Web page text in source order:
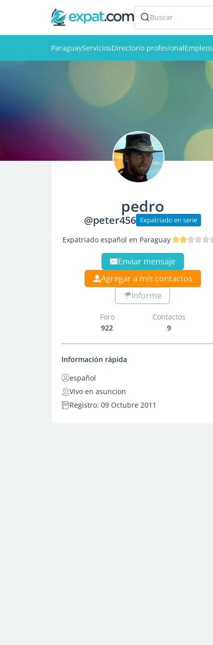
Buscar
ParaguayServiciosDirectorio profesionalEmpleos
pedro
@peter456 Expatriado en serie
Expatriado español en Paraguay
Enviar mensaje
Agregar a mis contactos
Informe
Foro
922
Contactos
9
Información rápida
español
Vivo en asuncion
Registro: 09 Octubre 2011